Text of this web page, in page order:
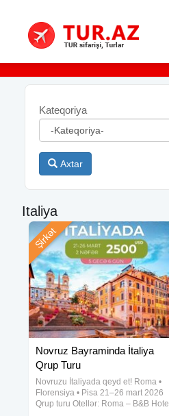
Kateqoriya
Axtar
Italiya
Novruz Bayraminda İtaliya
Qrup Turu
Novruzu İtaliyada qeyd et! Roma •
Florensiya • Pisa 21–26 mart 2026
Qrup turu Otellər: Roma – B&B Hotel
Şirkət